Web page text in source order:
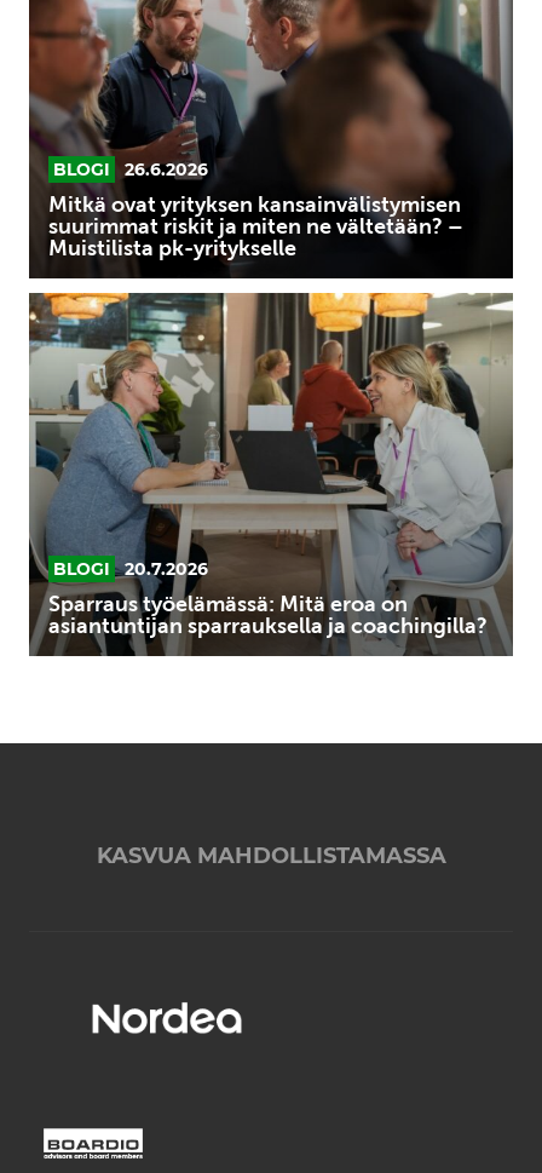
kansainvälistymisen
suurimmat
riskit
ja
miten
ne
vältetään?
Muistilista
pk-
yritykselle
BLOGI 26.6.2026
Mitkä ovat yrityksen kansainvälistymisen
suurimmat riskit ja miten ne vältetään? –
Muistilista pk-yritykselle
Sparraus
työelämässä:
Mitä
eroa
on
asiantuntijan
sparrauksella
coachingilla?
BLOGI 20.7.2026
Sparraus työelämässä: Mitä eroa on
asiantuntijan sparrauksella ja coachingilla?
KASVUA MAHDOLLISTAMASSA